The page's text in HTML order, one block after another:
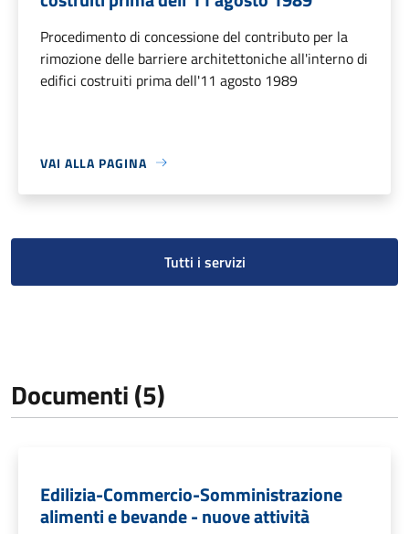
Procedimento di concessione del contributo per la
rimozione delle barriere architettoniche all'interno di
edifici costruiti prima dell'11 agosto 1989
VAI ALLA PAGINA
Tutti i servizi
Documenti (5)
Edilizia-Commercio-Somministrazione
alimenti e bevande - nuove attività